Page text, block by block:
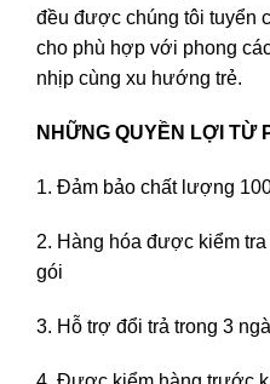
đều được chúng tôi tuyển
cho phù hợp với phong
nhịp cùng xu hướng trẻ.
NHỮNG QUYỀN LỢI TỪ
1. Đảm bảo chất lượng
2. Hàng hóa được kiểm
gói
3. Hỗ trợ đổi trả trong 3